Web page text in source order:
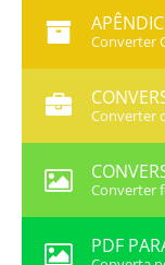
Converter
Converter
Converter
PDF